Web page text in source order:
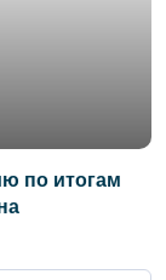
по итогам